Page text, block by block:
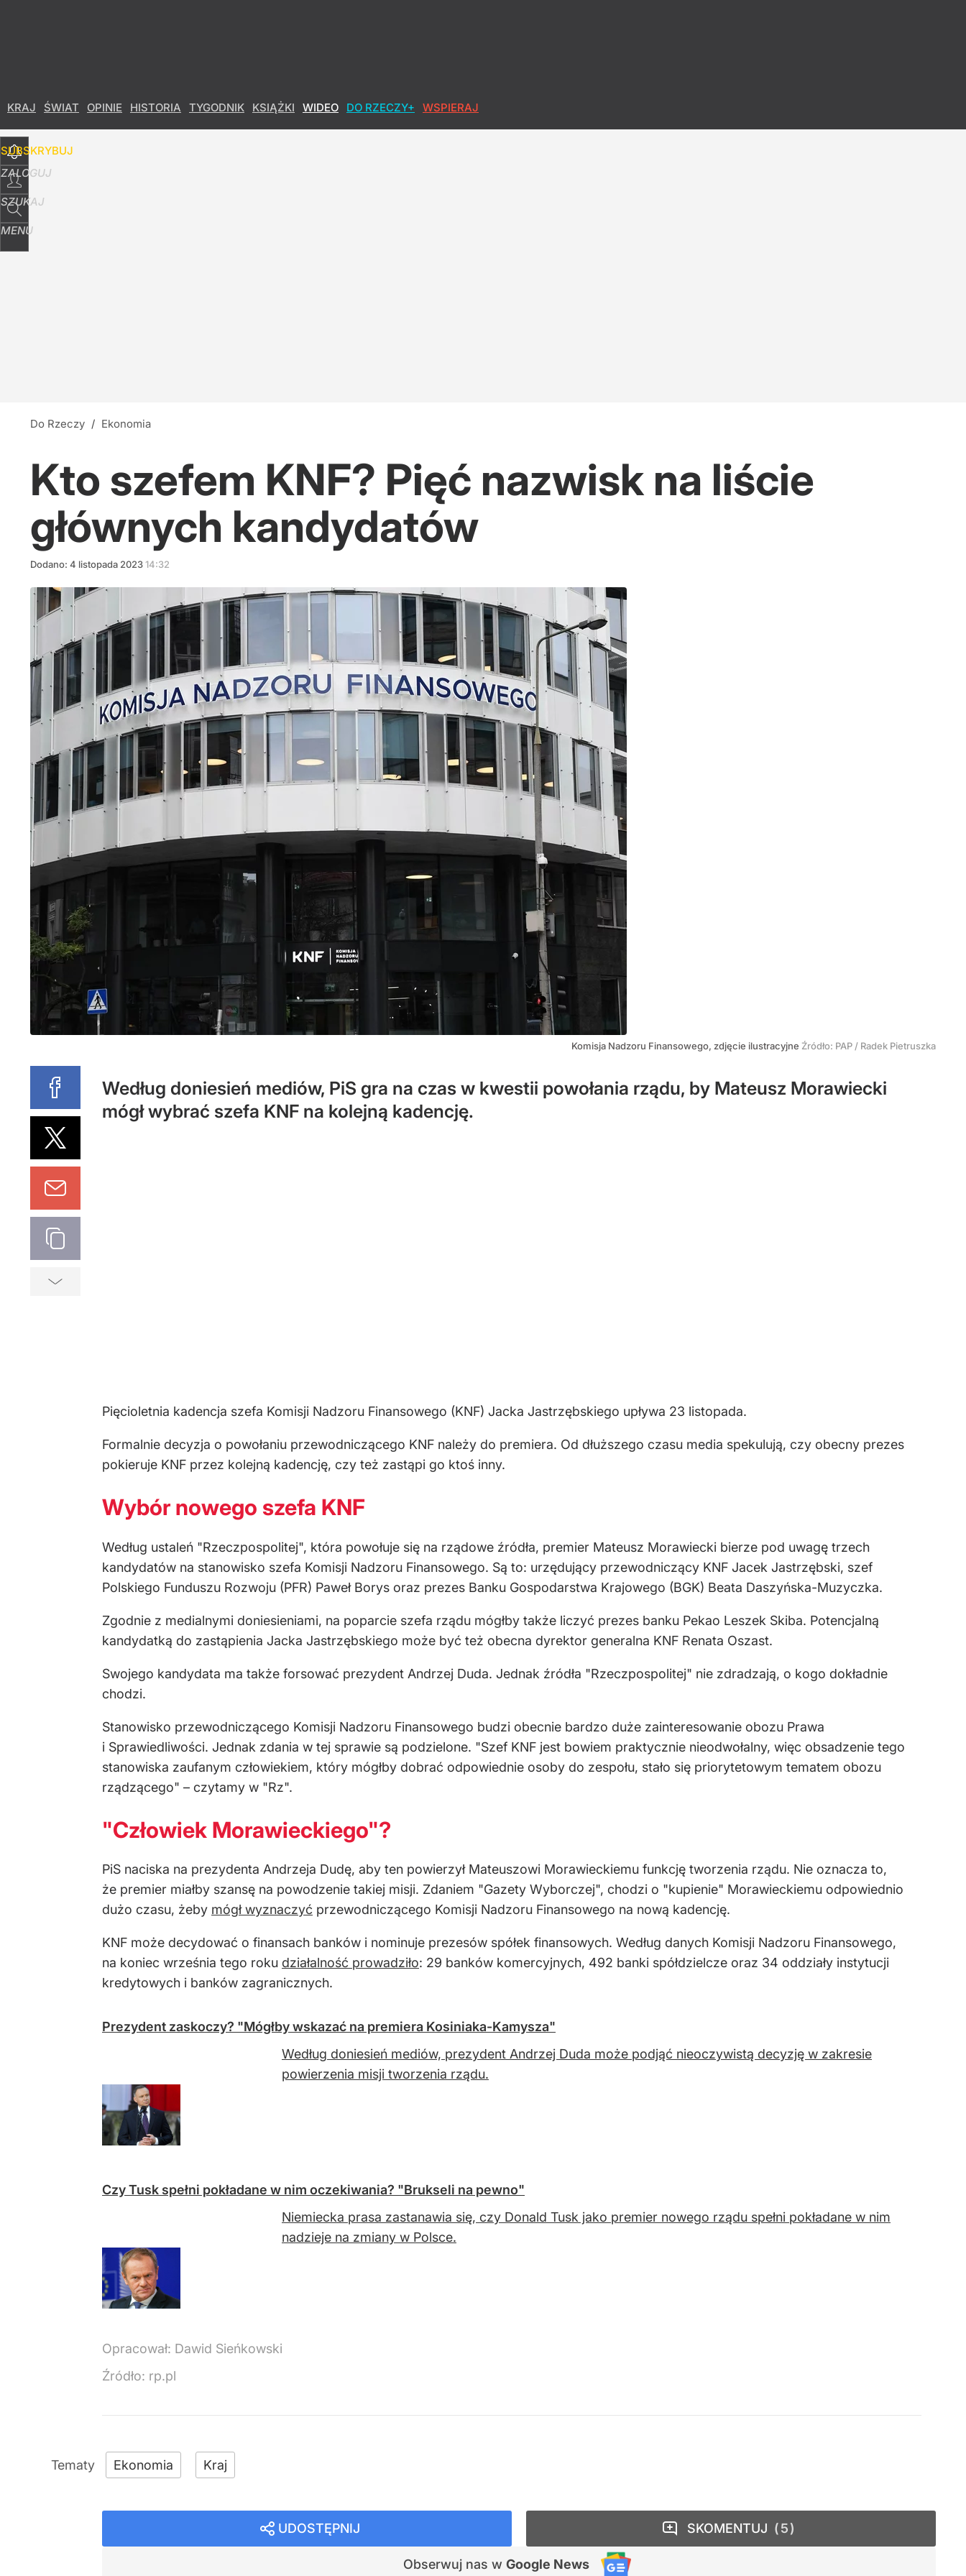
KRAJ ŚWIAT OPINIE HISTORIA TYGODNIK KSIĄŻKI WIDEO DO RZECZY+ WSPIERAJ
SUBSKRYBUJ
ZALOGUJ
SZUKAJ
MENU
Do Rzeczy / Ekonomia
Kto szefem KNF? Pięć nazwisk na liście
głównych kandydatów
Dodano: 4 listopada 202314:32
Komisja Nadzoru Finansowego, zdjęcie ilustracyjne Źródło: PAP / Radek Pietruszka
Według doniesień mediów, PiS gra na czas w kwestii powołania rządu, by Mateusz Morawiecki
mógł wybrać szefa KNF na kolejną kadencję.
Pięcioletnia kadencja szefa Komisji Nadzoru Finansowego (KNF) Jacka Jastrzębskiego upływa 23 listopada.
Formalnie decyzja o powołaniu przewodniczącego KNF należy do premiera. Od dłuższego czasu media spekulują, czy obecny prezes
pokieruje KNF przez kolejną kadencję, czy też zastąpi go ktoś inny.
Wybór nowego szefa KNF
Według ustaleń "Rzeczpospolitej", która powołuje się na rządowe źródła, premier Mateusz Morawiecki bierze pod uwagę trzech
kandydatów na stanowisko szefa Komisji Nadzoru Finansowego. Są to: urzędujący przewodniczący KNF Jacek Jastrzębski, szef
Polskiego Funduszu Rozwoju (PFR) Paweł Borys oraz prezes Banku Gospodarstwa Krajowego (BGK) Beata Daszyńska-Muzyczka.
Zgodnie z medialnymi doniesieniami, na poparcie szefa rządu mógłby także liczyć prezes banku Pekao Leszek Skiba. Potencjalną
kandydatką do zastąpienia Jacka Jastrzębskiego może być też obecna dyrektor generalna KNF Renata Oszast.
Swojego kandydata ma także forsować prezydent Andrzej Duda. Jednak źródła "Rzeczpospolitej" nie zdradzają, o kogo dokładnie
chodzi.
Stanowisko przewodniczącego Komisji Nadzoru Finansowego budzi obecnie bardzo duże zainteresowanie obozu Prawa
i Sprawiedliwości. Jednak zdania w tej sprawie są podzielone. "Szef KNF jest bowiem praktycznie nieodwołalny, więc obsadzenie tego
stanowiska zaufanym człowiekiem, który mógłby dobrać odpowiednie osoby do zespołu, stało się priorytetowym tematem obozu
rządzącego" – czytamy w "Rz".
"Człowiek Morawieckiego"?
PiS naciska na prezydenta Andrzeja Dudę, aby ten powierzył Mateuszowi Morawieckiemu funkcję tworzenia rządu. Nie oznacza to,
że premier miałby szansę na powodzenie takiej misji. Zdaniem "Gazety Wyborczej", chodzi o "kupienie" Morawieckiemu odpowiednio
dużo czasu, żeby mógł wyznaczyć przewodniczącego Komisji Nadzoru Finansowego na nową kadencję.
KNF może decydować o finansach banków i nominuje prezesów spółek finansowych. Według danych Komisji Nadzoru Finansowego,
na koniec września tego roku działalność prowadziło: 29 banków komercyjnych, 492 banki spółdzielcze oraz 34 oddziały instytucji
kredytowych i banków zagranicznych.
Prezydent zaskoczy? "Mógłby wskazać na premiera Kosiniaka-Kamysza"
Według doniesień mediów, prezydent Andrzej Duda może podjąć nieoczywistą decyzję w zakresie
powierzenia misji tworzenia rządu.
Czy Tusk spełni pokładane w nim oczekiwania? "Brukseli na pewno"
Niemiecka prasa zastanawia się, czy Donald Tusk jako premier nowego rządu spełni pokładane w nim
nadzieje na zmiany w Polsce.
Opracował: Dawid Sieńkowski
Źródło: rp.pl
Ekonomia Kraj
UDOSTĘPNIJ
Obserwuj nas w Google News
SKOMENTUJ 5